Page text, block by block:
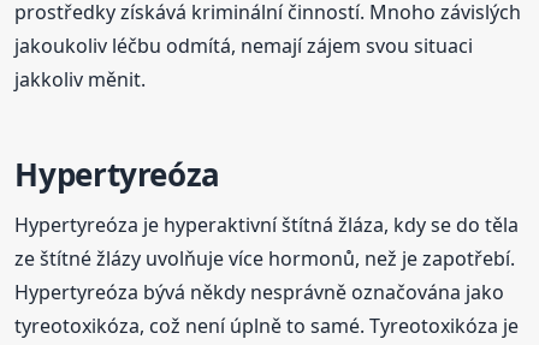
prostředky získává kriminální činností. Mnoho závislých
jakoukoliv léčbu odmítá, nemají zájem svou situaci
jakkoliv měnit.
Hypertyreóza
Hypertyreóza je hyperaktivní štítná žláza, kdy se do těla
ze štítné žlázy uvolňuje více hormonů, než je zapotřebí.
Hypertyreóza bývá někdy nesprávně označována jako
tyreotoxikóza, což není úplně to samé. Tyreotoxikóza je